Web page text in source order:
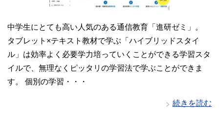
中学生にとても高い人気のある通信教育「進研ゼミ」。
タブレット×テキスト教材で学ぶ「ハイブリッドスタイ
ル」は効率よく必要学力培っていくことができる学習スタ
イルで、無理なくピッタリの学習法で学ぶことができま
す。 個別の学習・・・
続きを読む